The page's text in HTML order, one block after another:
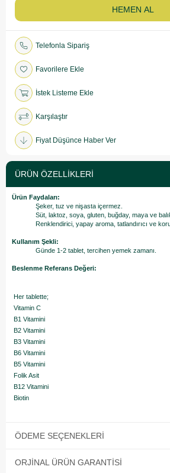
Telefonla Sipariş
Favorilere Ekle
İstek Listeme Ekle
Karşılaştır
Fiyat Düşünce Haber Ver
ÜRÜN ÖZELLIKLERI
Ürün Faydaları:
Şeker, tuz ve nişasta içermez.
Süt, laktoz, soya, gluten, buğday, maya ve
Renklendirici, yapay aroma, tatlandırıcı ve
Kullanım Şekli:
Günde 1-2 tablet, tercihen yemek zamanı.
Beslenme Referans Değeri:
Her tablette;
Vitamin C
B1 Vitamini
B2 Vitamini
B3 Vitamini
B6 Vitamini
B5 Vitamini
Folik Asit
B12 Vitamini
Biotin
ÖDEME SEÇENEKLERI
ORJINAL ÜRÜN GARANTISI